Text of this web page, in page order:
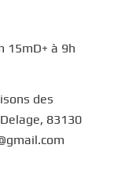
15mD+ à 9h
des
83130